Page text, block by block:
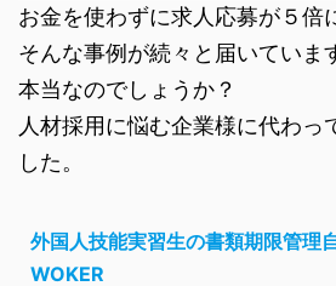
お金を使わずに求人応募が５倍
そんな事例が続々と届いていま
本当なのでしょうか？
人材採用に悩む企業様に代わっ
した。
外国人技能実習生の書類期限管理
WOKER